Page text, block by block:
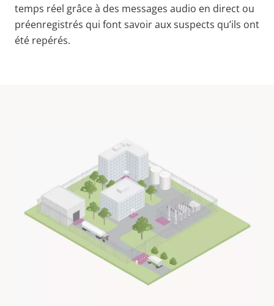
temps réel grâce à des messages audio en direct ou
préenregistrés qui font savoir aux suspects qu’ils ont
été repérés.